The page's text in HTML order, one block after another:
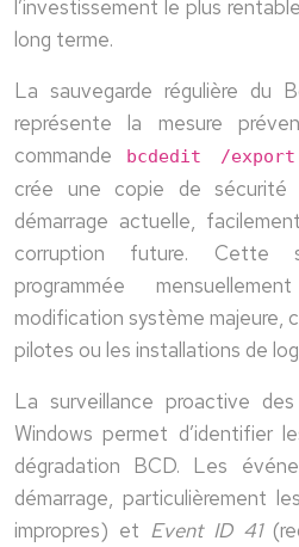
l’investissement le plus
long terme.
La sauvegarde régulière du
représente la mesure
commande
bcdedit /export
crée une copie de sécurité
démarrage actuelle,
corruption future. Cette
programmée
modification système majeure,
pilotes ou les installations de
La surveillance proactive des
Windows permet d’identifier
dégradation BCD. Les
démarrage, particulièrement les
impropres) et Event ID 41